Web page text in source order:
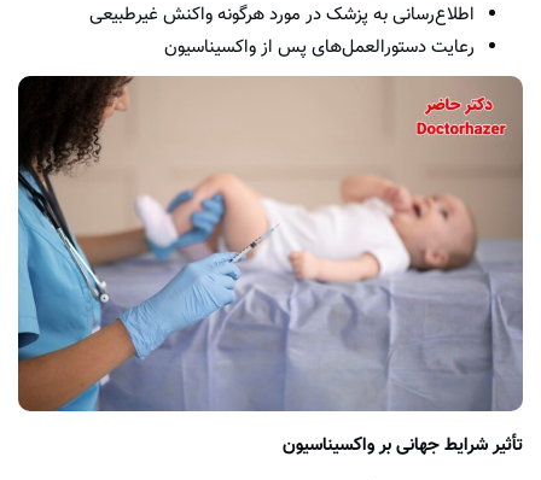
اطلاع‌رسانی به پزشک در مورد هرگونه واکنش غیرطبیعی
رعایت دستورالعمل‌های پس از واکسیناسیون
تأثیر شرایط جهانی بر واکسیناسیون